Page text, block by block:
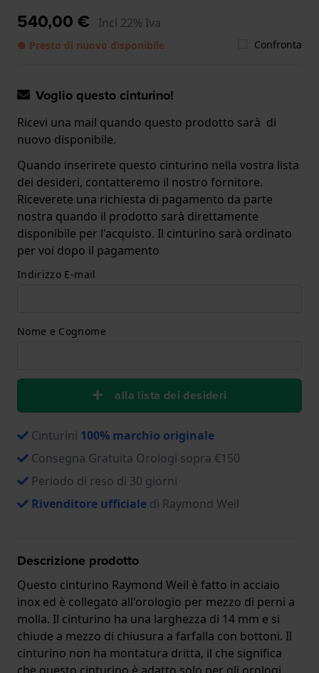
540,00 € Incl 22% Iva
● Presto di nuovo disponibile Confronta
Voglio questo cinturino!
Ricevi una mail quando questo prodotto sarà di
nuovo disponibile.
Quando inserirete questo cinturino nella vostra lista
dei desideri, contatteremo il nostro fornitore.
Riceverete una richiesta di pagamento da parte
nostra quando il prodotto sarà direttamente
disponibile per l'acquisto. Il cinturino sarà ordinato
per voi dopo il pagamento
Indirizzo E-mail
Nome e Cognome
alla lista dei desideri
Cinturini 100% marchio originale
Consegna Gratuita Orologi sopra €150
Periodo di reso di 30 giorni
Rivenditore ufficiale di Raymond Weil
Descrizione prodotto
Questo cinturino Raymond Weil è fatto in acciaio
inox ed è collegato all'orologio per mezzo di perni a
molla. Il cinturino ha una larghezza di 14 mm e si
chiude a mezzo di chiusura a farfalla con bottoni. Il
cinturino non ha montatura dritta, il che significa